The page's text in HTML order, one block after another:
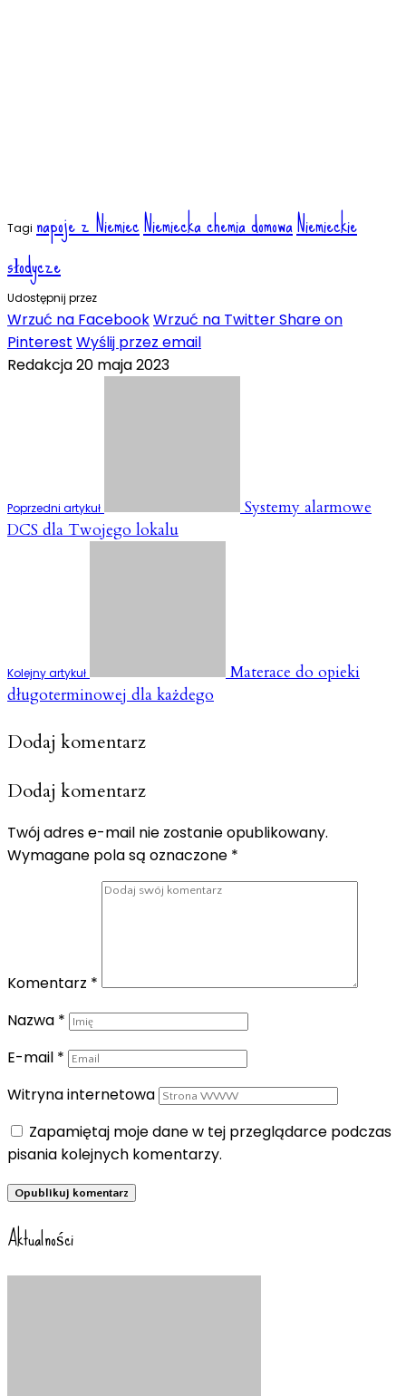
Tagi napoje z NiemiecNiemiecka chemia domowaNiemieckie
słodycze
Udostępnij przez
Wrzuć na FacebookWrzuć na TwitterShare on
Pinterest Wyślij przez email
Redakcja20 maja 2023
Poprzedni artykuł
Systemy alarmowe
DCS dla Twojego lokalu
Kolejny artykuł
Materace do opieki
długoterminowej dla każdego
Dodaj komentarz
Dodaj komentarz
Twój adres e-mail nie zostanie opublikowany.
Wymagane pola są oznaczone *
Komentarz *
Nazwa *
E-mail *
Witryna internetowa
Zapamiętaj moje dane w tej przeglądarce podczas
pisania kolejnych komentarzy.
Aktualności